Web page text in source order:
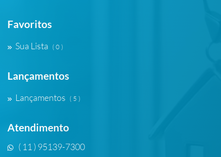
Favoritos
Sua Lista ( 0 )
Lançamentos
Lançamentos ( 5 )
Atendimento
( 11 ) 95139-7300